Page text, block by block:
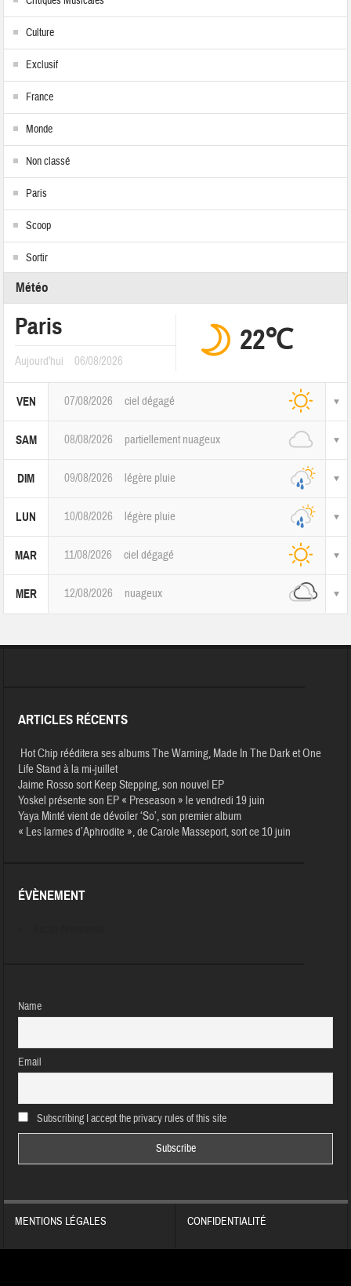
Culture
Exclusif
France
Monde
Non classé
Paris
Scoop
Sortir
Météo
Paris
Aujourd'hui 06/08/2026
22℃
VEN 07/08/2026 ciel dégagé
SAM 08/08/2026 partiellement nuageux
DIM 09/08/2026 légère pluie
LUN 10/08/2026 légère pluie
MAR 11/08/2026 ciel dégagé
MER 12/08/2026 nuageux
ARTICLES RÉCENTS
Hot Chip rééditera ses albums The Warning, Made In The Dark et One
Life Stand à la mi-juillet
Jaime Rosso sort Keep Stepping, son nouvel EP
Yoskel présente son EP « Preseason » le vendredi 19 juin
Yaya Minté vient de dévoiler ‘So’, son premier album
« Les larmes d’Aphrodite », de Carole Masseport, sort ce 10 juin
ÉVÈNEMENT
Name
Email
Subscribing I accept the privacy rules of this site
MENTIONS LÉGALES CONFIDENTIALITÉ